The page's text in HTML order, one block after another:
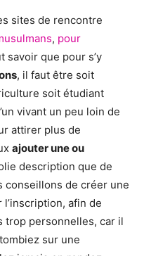
sites de rencontre
, pour
savoir que pour s’y
, il faut être soit
soit étudiant
vivant un peu loin de
attirer plus de
ajouter une ou
description que de
conseillons de créer une
afin de
trop personnelles, car il
sur une